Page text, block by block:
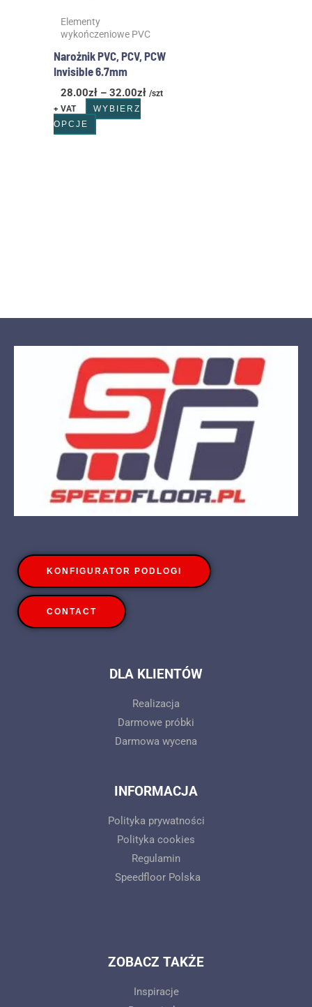
Elementy
wykończeniowe PVC
Narożnik PVC, PCV, PCW
Invisible 6.7mm
28.00zł – 32.00zł /szt
+ VAT
WYBIERZ
OPCJE
na
stronie
produktu
KONFIGURATOR PODLOGI
CONTACT
DLA KLIENTÓW
Realizacja
Darmowe próbki
Darmowa wycena
INFORMACJA
Polityka prywatności
Polityka cookies
Regulamin
Speedfloor Polska
ZOBACZ TAKŻE
Inspiracje